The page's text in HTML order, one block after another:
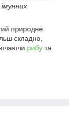
природне
складно,
рибу та